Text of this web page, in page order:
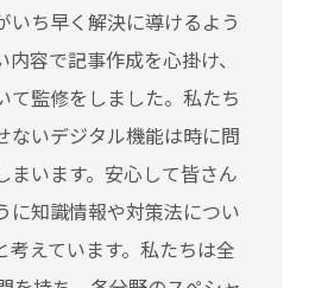
いち早く解決に導けるよう
容で記事作成を心掛け、
て監修をしました。私たち
ないデジタル機能は時に問
まいます。安心して皆さん
に知識情報や対策法につい
考えています。私たちは全